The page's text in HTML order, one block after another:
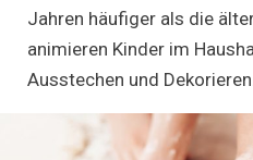
Jahren häufiger als die
animieren Kinder im
Ausstechen und Dekorieren.